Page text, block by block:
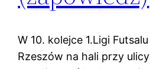
W 10. kolejce 1.Ligi
Rzeszów na hali przy ulicy